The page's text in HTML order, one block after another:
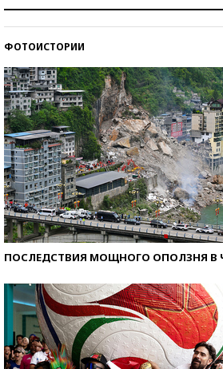
ФОТОИСТОРИИ
ПОСЛЕДСТВИЯ МОЩНОГО ОПОЛЗНЯ В